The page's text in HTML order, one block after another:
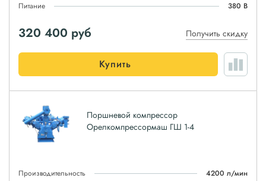
Питание
380 В
320 400 руб Получить скидку
Купить
Поршневой компрессор
Орелкомпрессормаш ГШ 1-4
Производительность
4200 л/мин